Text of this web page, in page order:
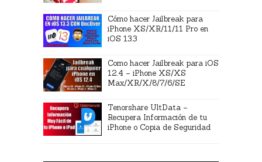
Cómo hacer Jailbreak para
iPhone XS/XR/11/11 Pro en
iOS 13.3
Como hacer Jailbreak para iOS
12.4 – iPhone XS/XS
Max/XR/X/8/7/6/SE
Tenorshare UltData –
Recupera Información de tu
iPhone o Copia de Seguridad